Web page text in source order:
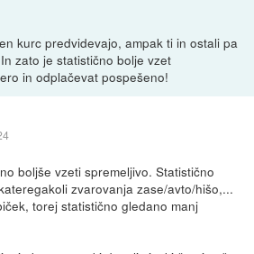
kurc predvidevajo, ampak ti in ostali pa
zato je statistično bolje vzet
in odplačevat pospešeno!
boljše vzeti spremeljivo. Statistično
zvarovanja zase/avto/hišo,...
torej statistično gledano manj